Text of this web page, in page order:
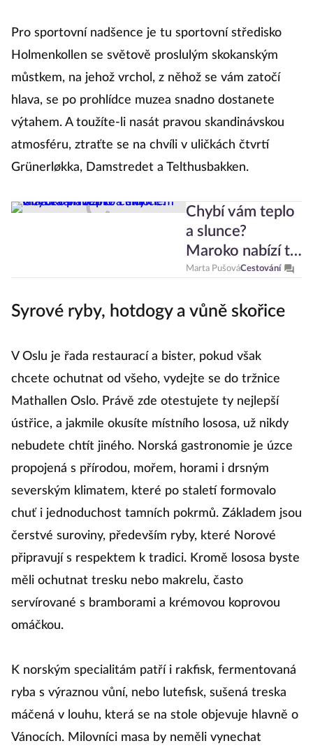
Pro sportovní nadšence je tu sportovní středisko
Holmenkollen se světově proslulým skokanským
můstkem, na jehož vrchol, z něhož se vám zatočí
hlava, se po prohlídce muzea snadno dostanete
výtahem. A toužíte-li nasát pravou skandinávskou
atmosféru, ztraťte se na chvíli v uličkách čtvrtí
Grünerløkka, Damstredet a Telthusbakken.
Chybí vám teplo
a slunce?
Maroko nabízí to
i mnohem víc a
Marta PušováCestování
Syrové ryby, hotdogy a vůně skořice
V Oslu je řada restaurací a bister, pokud však
chcete ochutnat od všeho, vydejte se do tržnice
Mathallen Oslo. Právě zde otestujete ty nejlepší
ústřice, a jakmile okusíte místního lososa, už nikdy
nebudete chtít jiného. Norská gastronomie je úzce
propojená s přírodou, mořem, horami i drsným
severským klimatem, které po staletí formovalo
chuť i jednoduchost tamních pokrmů. Základem jsou
čerstvé suroviny, především ryby, které Norové
připravují s respektem k tradici. Kromě lososa byste
měli ochutnat tresku nebo makrelu, často
servírované s bramborami a krémovou koprovou
omáčkou.
K norským specialitám patří i rakfisk, fermentovaná
ryba s výraznou vůní, nebo lutefisk, sušená treska
máčená v louhu, která se na stole objevuje hlavně o
Vánocích. Milovníci masa by neměli vynechat